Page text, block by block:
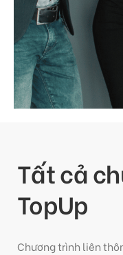
Tất cả
TopUp
Chương trình liên